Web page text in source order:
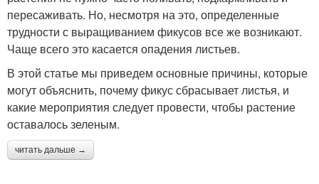
пересаживать. Но, несмотря на это, определенные
трудности с выращиванием фикусов все же возникают.
Чаще всего это касается опадения листьев.
В этой статье мы приведем основные причины, которые
могут объяснить, почему фикус сбрасывает листья, и
какие мероприятия следует провести, чтобы растение
оставалось зеленым.
читать дальше →